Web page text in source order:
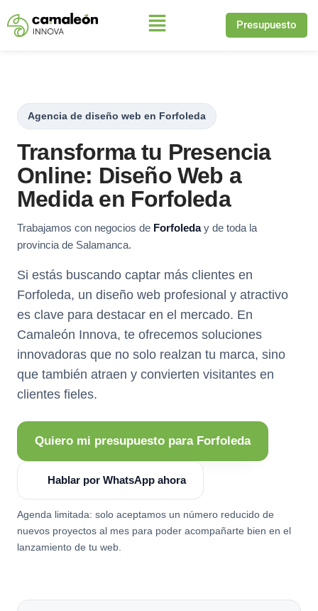
Saltar
Presupuesto
Agencia de diseño web en Forfoleda
Transforma tu Presencia
Online: Diseño Web a
Medida en Forfoleda
Trabajamos con negocios de Forfoleday de toda la
provincia de Salamanca.
Si estás buscando captar más clientes en
Forfoleda, un diseño web profesional y atractivo
es clave para destacar en el mercado. En
Camaleón Innova, te ofrecemos soluciones
innovadoras que no solo realzan tu marca, sino
que también atraen y convierten visitantes en
clientes fieles.
Quiero mi presupuesto para Forfoleda
Hablar por WhatsApp ahora
Agenda limitada: solo aceptamos un número reducido de
nuevos proyectos al mes para poder acompañarte bien en el
lanzamiento de tu web.